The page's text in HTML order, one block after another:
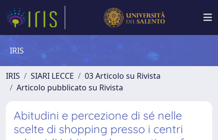
IRIS
IRIS SIARI LECCE
03 Articolo su Rivista
Articolo pubblicato su Rivista
Abitudini e percezione di sé nelle
scelte di shopping presso i centri